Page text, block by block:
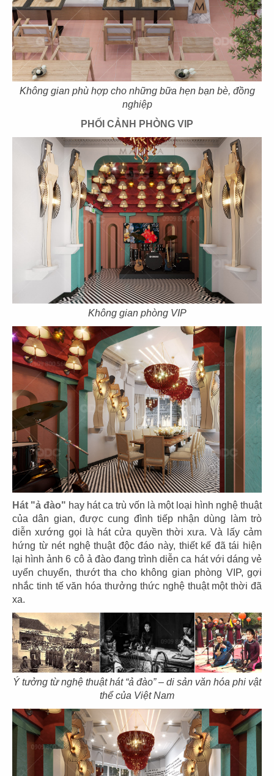
Không gian phù hợp cho những bữa hẹn bạn bè, đồng
nghiệp
PHỐI CẢNH PHÒNG VIP
Không gian phòng VIP
Hát "ả đào" hay hát ca trù vốn là một loại hình nghệ thuật
của dân gian, được cung đình tiếp nhận dùng làm trò
diễn xướng gọi là hát cửa quyền thời xưa. Và lấy cảm
hứng từ nét nghệ thuật độc đáo này, thiết kế đã tái hiện
lại hình ảnh 6 cô ả đào đang trình diễn ca hát với dáng vẻ
uyển chuyển, thướt tha cho không gian phòng VIP, gợi
nhắc tinh tế văn hóa thưởng thức nghệ thuật một thời đã
xa.
Ý tưởng từ nghệ thuật hát “ả đào” – di sản văn hóa phi vật
thể của Việt Nam
EL GAUCHO
CN Vũng Tàu
BOTEJYU
CN Vincom Quang Trung
CN Vincom Đồng Khởi, Quận 1
42
BOTEJYU
CN Crescent Mall - Q.7
THE COFFEE HOUSE
CN Vạn Hạnh Mall
44
THE COFFEE HOUSE
CN Nha Trang
45
THE COFFEE HOUSE
CN Nguyễn Tri Phương
46
THE COFFEE HOUSE
CN Võ Văn Tần
47
CHUBBY YO
CN Thảo Điền
48
CHUBBY YO
CN Celadon City
49
BAOZ DIMSUM
CN Thuận Kiều - Q.5
BAOZ DIMSUM
CN Lê Đại Hành - Q.11
51
BAOZ DIMSUM
CN Nguyễn Tri Phương
52
BAOZ HOTPOT
CN Nguyễn Tri Phương - Q.5